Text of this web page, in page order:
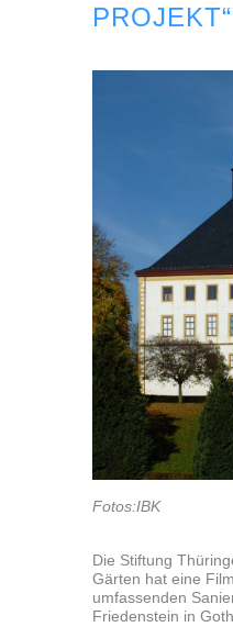
ROJEKT“
Fotos:IBK
Die Stiftung
Gärten hat eine
umfassenden
Friedenstein in